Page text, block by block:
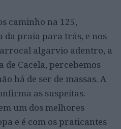
caminho na 125,
da praia para trás, e nos
algarvio adentro, a
de Cacela, percebemos
há de ser de massas. A
as suspeitas.
um dos melhores
e é com os praticantes